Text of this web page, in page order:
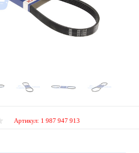
Артикул: 1 987 947 913